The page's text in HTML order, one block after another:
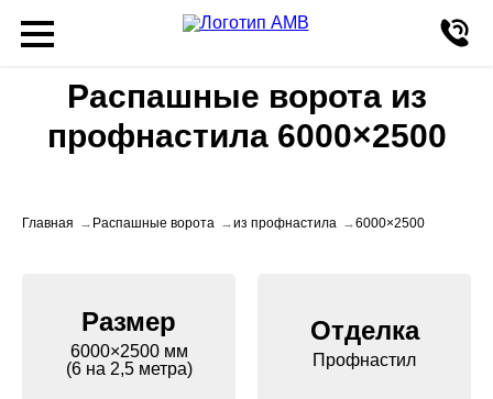
Распашные ворота из
профнастила 6000×2500
Главная Распашные ворота из профнастила 6000×2500
Размер
6000×2500 мм
(6 на 2,5 метра)
Отделка
Профнастил